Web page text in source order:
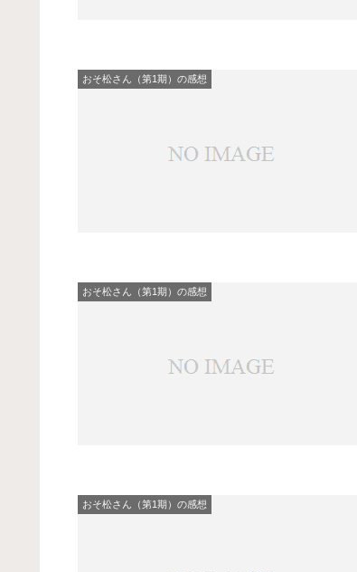
おそ松さん（第1期）の感想
おそ松さん（第1期）の感想
おそ松さん（第1期）の感想